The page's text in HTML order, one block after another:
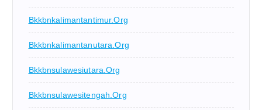
Bkkbnkalimantantimur.org
Bkkbnkalimantanutara.org
Bkkbnsulawesiutara.org
Bkkbnsulawesitengah.org